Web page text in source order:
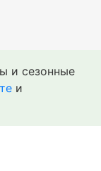
и сезонные
и